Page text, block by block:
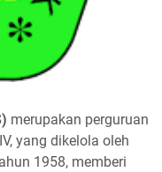
merupakan perguruan
yang dikelola oleh
1958, memberi